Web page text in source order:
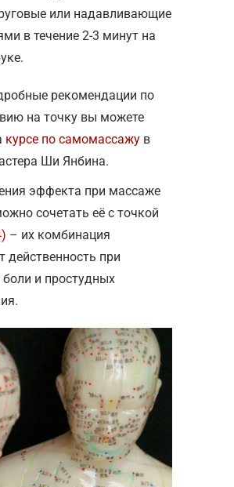
или надавливающие
в течение 2-3 минут на
рекомендации по
на точку вы можете
курсе по самомассажу в
Ши Янбина.
эффекта при массаже
сочетать её с точкой
– их комбинация
действенность при
боли и простудных